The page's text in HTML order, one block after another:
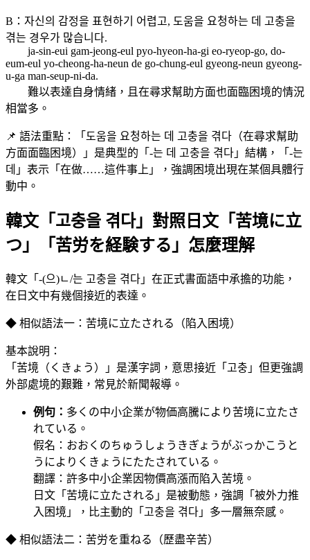
B：자신의 감정을 표현하기 어렵고, 도움을 요청하는 데 고충을
겪는 경우가 많습니다.
ja-sin-eui gam-jeong-eul pyo-hyeon-ha-gi eo-ryeop-go, do-
eum-eul yo-cheong-ha-neun de go-chung-eul gyeong-neun gyeong-
u-ga man-seup-ni-da.
難以表達自身情緒，且在尋求幫助方面也面臨困境的情況
相當多。
📌 語法重點：「도움을 요청하는 데 고충을 겪다（在尋求幫助
方面面臨困境）」是典型的「-는 데 고충을 겪다」結構，「-는
데」表示「在做……這件事上」，強調困境出現在某個具體行
動中。
韓文「고충을 겪다」對照日文「苦境に立
つ」「苦労を経験する」怎麼理解
韓文「-(으)ㄴ/는 고충을 겪다」在正式書面語中承擔的功能，
在日文中有幾個接近的表達。
◆ 相似語法一：苦境に立たされる（陷入困境）
基本說明：
「苦境（くきょう）」是漢字詞，意思接近「고충」但更強調
外部處境的艱難，常見於新聞報導。
例句： 多くの中小企業が物価高騰により苦境に立たさ
れている。
假名：おおくのちゅうしょうきぎょうがぶっかこうと
うによりくきょうにたたされている。
翻譯：許多中小企業因物價高漲而陷入苦境。
日文「苦境に立たされる」是被動態，強調「被外力推
入困境」，比主動的「고충을 겪다」多一層無奈感。
◆ 相似語法二：苦労を重ねる（歷盡辛苦）